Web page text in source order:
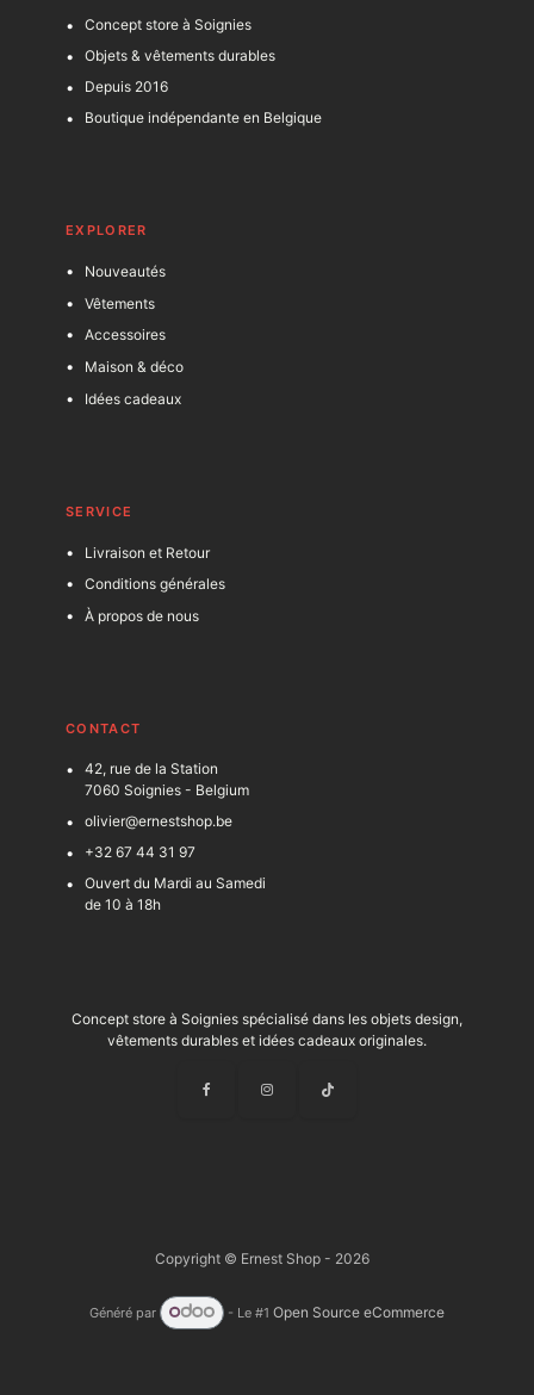
Concept store à Soignies
Objets & vêtements durables
Depuis 2016
Boutique indépendante en Belgique
EXPLORER
Nouveautés
Vêtements
Accessoires
Maison & déco
Idées cadeaux
SERVICE
Livraison et Retour
Conditions générales
À propos de nous
CONTACT
42, rue de la Station
7060 Soignies - Belgium
olivier@ernestshop.be
+32 67 44 31 97
Ouvert du Mardi au Samedi
de 10 à 18h
Concept store à Soignies spécialisé dans les objets design,
vêtements durables et idées cadeaux originales.
Copyright © Ernest Shop - 2026
Généré par - Le #1Open Source eCommerce